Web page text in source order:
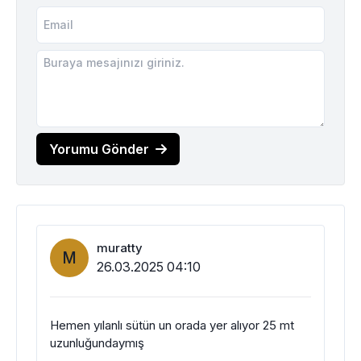
Yorumu Gönder
M muratty
26.03.2025 04:10
Hemen yılanlı sütün un orada yer alıyor 25 mt
uzunluğundaymış